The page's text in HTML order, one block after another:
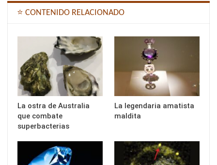
⭐ CONTENIDO RELACIONADO
La ostra de Australia
que combate
superbacterias
La legendaria amatista
maldita